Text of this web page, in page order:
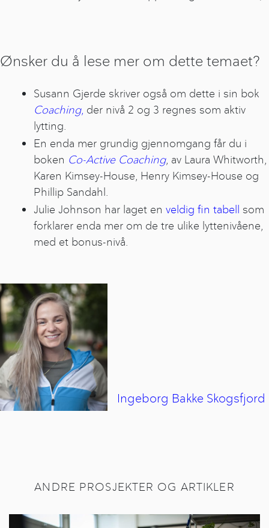
Ønsker du å lese mer om dette temaet?
Susann Gjerde skriver også om dette i sin bok
Coaching, der nivå 2 og 3 regnes som aktiv
lytting.
En enda mer grundig gjennomgang får du i
boken Co-Active Coaching, av Laura Whitworth,
Karen Kimsey-House, Henry Kimsey-House og
Phillip Sandahl.
Julie Johnson har laget en veldig fin tabell som
forklarer enda mer om de tre ulike lyttenivåene,
med et bonus-nivå.
Ingeborg Bakke Skogsfjord
ANDRE PROSJEKTER OG ARTIKLER